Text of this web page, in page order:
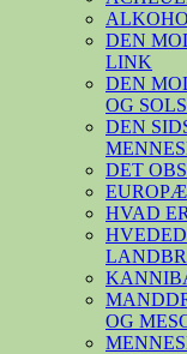
DEN
LINK
DEN
OG
DEN
DET
HVAD
OG